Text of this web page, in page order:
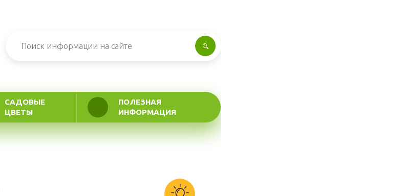
САДОВЫЕ
ЦВЕТЫ
ПОЛЕЗНАЯ
ИНФОРМАЦИЯ